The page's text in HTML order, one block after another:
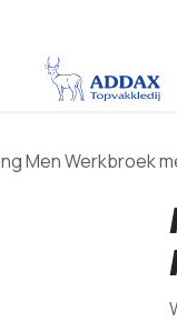
Men Werkbroek